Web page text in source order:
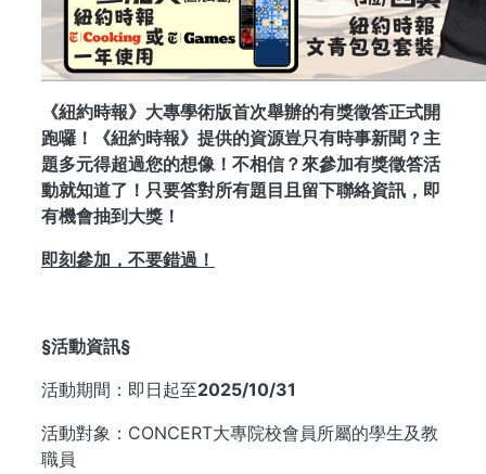
《紐約時報》大專學術版首次舉辦的有獎徵答正式開
跑囉！《紐約時報》提供的資源豈只有時事新聞？主
題多元得超過您的想像！不相信？來參加有獎徵答活
動就知道了！只要答對所有題目且留下聯絡資訊，即
有機會抽到大獎！
即刻參加，不要錯過！
§活動資訊§
活動期間：即日起至2025/10/31
活動對象：CONCERT大專院校會員所屬的學生及教
職員